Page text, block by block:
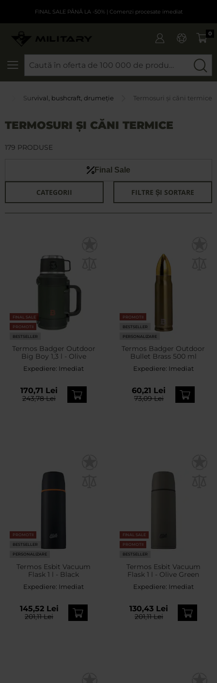
FINAL SALE PÂNĂ LA -50% | Comenzi procesate imediat
0
Survival, bushcraft, drumeție Termosuri și căni termice
TERMOSURI ȘI CĂNI TERMICE
Final Sale
CATEGORII FILTRE ȘI SORTARE
179 PRODUSE
FINAL SALE
PROMOTII
BESTSELLER
Termos Badger Outdoor
Big Boy 1,3 l - Olive
Expediere: Imediat
170,71 Lei
243,78 Lei
PROMOTII
BESTSELLER
PERSONALIZARE
Termos Badger Outdoor
Bullet Brass 500 ml
Expediere: Imediat
60,21 Lei
73,09 Lei
PROMOTII
BESTSELLER
PERSONALIZARE
Termos Esbit Vacuum
Flask 1 l - Black
Expediere: Imediat
145,52 Lei
201,11 Lei
FINAL SALE
PROMOTII
BESTSELLER
Termos Esbit Vacuum
Flask 1 l - Olive Green
Expediere: Imediat
130,43 Lei
201,11 Lei